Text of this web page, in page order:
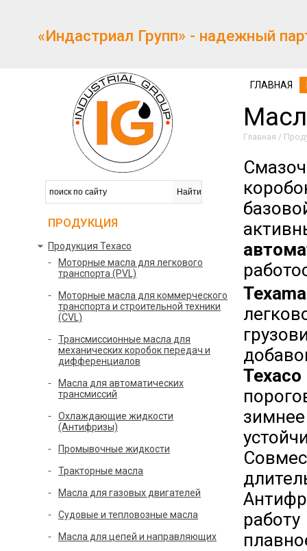
«Индастриал Групп» - надежный
ГЛАВНАЯ
Главная /
Texaco
ПРОДУКЦИЯ
Продукция Texaco
Моторные масла для легкового
транспорта (PVL)
Моторные масла для коммерческого
транспорта и строительной техники
(CVL)
Трансмиссионные масла для
механических коробок передач и
дифференциалов
Масла для автоматических
трансмиссий
Охлаждающие жидкости
(Антифризы)
Промывочные жидкости
Тракторные масла
Масла для газовых двигателей
Судовые и тепловозные масла
Масла для цепей и направляющих